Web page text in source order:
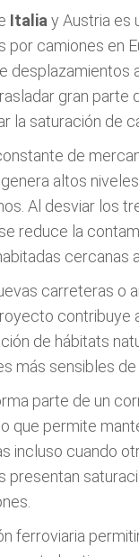
Italia y Austria es
por camiones en
desplazamientos
gran parte
la saturación de
de
altos
Al desviar los
reduce la
cercanas
carreteras o
contribuye
de hábitats
más sensibles de
parte de un
que permite
incluso cuando
presentan
ferroviaria